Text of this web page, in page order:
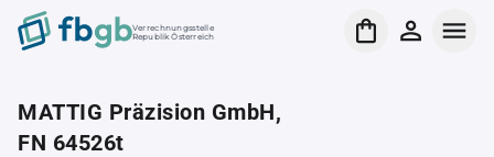
Verrechnungsstelle
Republik Österreich
MATTIG Präzision GmbH,
FN 64526t